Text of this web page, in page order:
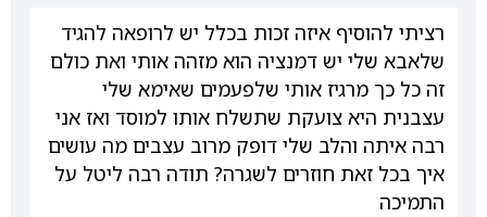
רציתי להוסיף איזה זכות בכלל יש לרופאה להגיד
שלאבא שלי יש דמנציה הוא מזהה אותי ואת כולם
זה כל כך מרגיז אותי שלפעמים שאימא שלי
עצבנית היא צועקת שתשלח אותו למוסד ואז אני
רבה איתה והלב שלי דופק מרוב עצבים מה עושים
איך בכל זאת חוזרים לשגרה? תודה רבה ליטל על
התמיכה